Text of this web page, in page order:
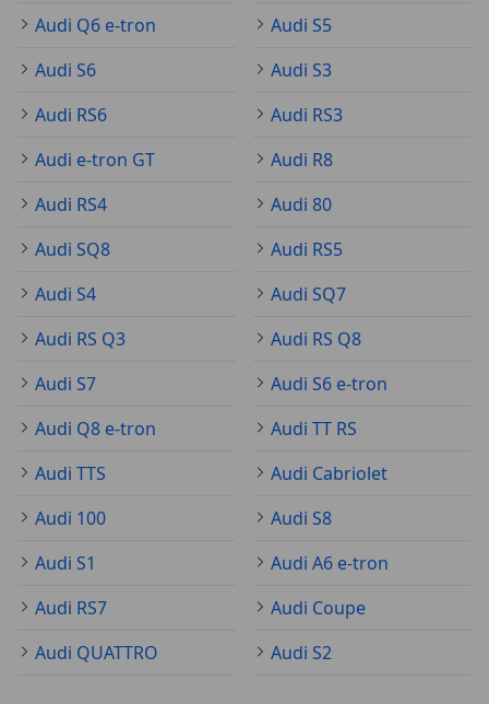
Audi Q6 e-tron
Audi S5
Audi S6
Audi S3
Audi RS6
Audi RS3
Audi e-tron GT
Audi R8
Audi RS4
Audi 80
Audi SQ8
Audi RS5
Audi S4
Audi SQ7
Audi RS Q3
Audi RS Q8
Audi S7
Audi S6 e-tron
Audi Q8 e-tron
Audi TT RS
Audi TTS
Audi Cabriolet
Audi 100
Audi S8
Audi S1
Audi A6 e-tron
Audi RS7
Audi Coupe
Audi QUATTRO
Audi S2